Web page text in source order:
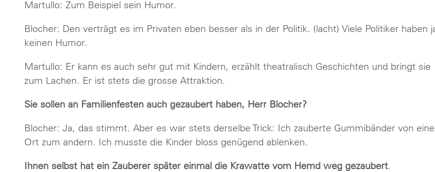
Martullo: Zum Beispiel sein Humor.
Blocher: Den verträgt es im Privaten eben besser als in der Politik. (lacht) Viele Politiker haben
keinen Humor.
Martullo: Er kann es auch sehr gut mit Kindern, erzählt theatralisch Geschichten und bringt sie
zum Lachen. Er ist stets die grosse Attraktion.
Sie sollen an Familienfesten auch gezaubert haben, Herr Blocher?
Blocher: Ja, das stimmt. Aber es war stets derselbe Trick: Ich zauberte Gummibänder von
Ort zum andern. Ich musste die Kinder bloss genügend ablenken.
Ihnen selbst hat ein Zauberer später einmal die Krawatte vom Hemd weg gezaubert.